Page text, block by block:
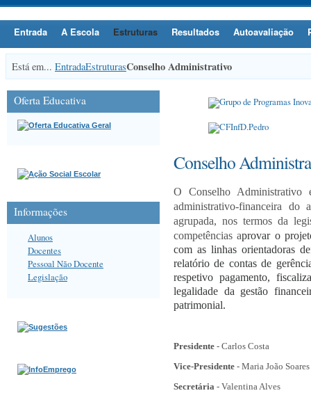
Entrada A Escola Estruturas Resultados Autoavaliação
Está em... EntradaEstruturasConselho Administrativo
Conselho
O Conselho
administrativo-financeira do
agrupada, nos termos da
competências aprovar o
com as linhas orientadoras
relatório de contas de
respetivo pagamento,
legalidade da gestão
patrimonial.
Presidente - Carlos Costa
Vice-Presidente - Maria João Soares
Secretária - Valentina Alves
Oferta Educativa
Informações
Alunos
Docentes
Pessoal Não Docente
Legislação